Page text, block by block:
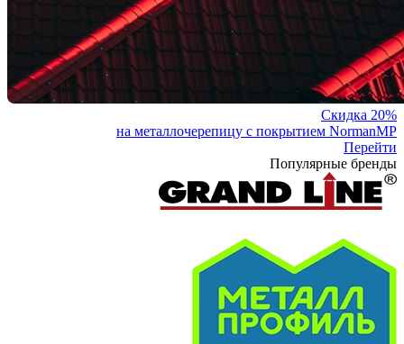
Скидка 20%
на металлочерепицу с покрытием NormanMP
Перейти
Популярные бренды